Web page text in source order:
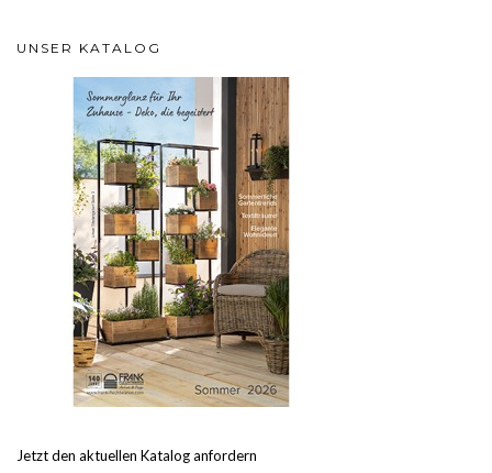
UNSER KATALOG
Jetzt den aktuellen Katalog anfordern